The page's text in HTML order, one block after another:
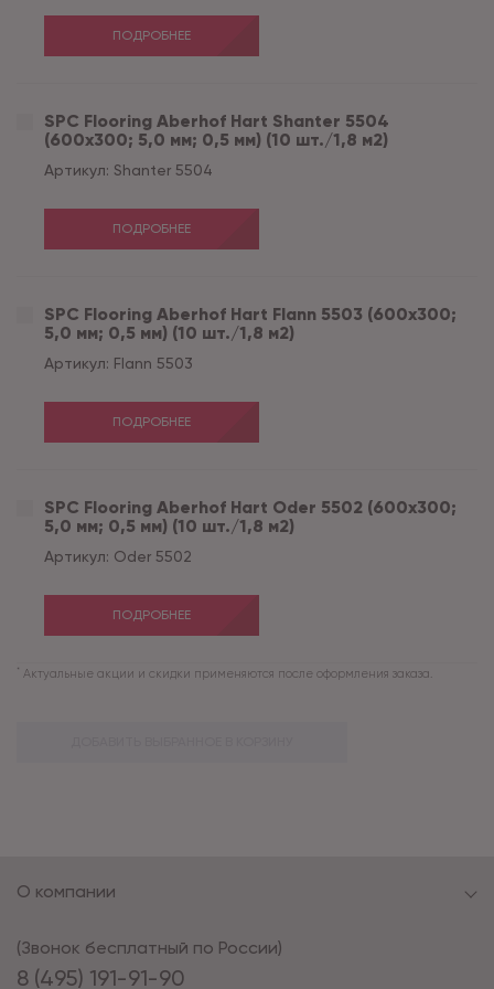
ПОДРОБНЕЕ
SPC Flooring Aberhof Hart Shanter 5504
(600х300; 5,0 мм; 0,5 мм) (10 шт./1,8 м2)
Артикул: Shanter 5504
ПОДРОБНЕЕ
SPC Flooring Aberhof Hart Flann 5503 (600х300;
5,0 мм; 0,5 мм) (10 шт./1,8 м2)
Артикул: Flann 5503
ПОДРОБНЕЕ
SPC Flooring Aberhof Hart Oder 5502 (600х300;
5,0 мм; 0,5 мм) (10 шт./1,8 м2)
Артикул: Oder 5502
ПОДРОБНЕЕ
* Актуальные акции и скидки применяются после оформления заказа.
8 (495) 191-91-90
(Звонок бесплатный по России)
О компании